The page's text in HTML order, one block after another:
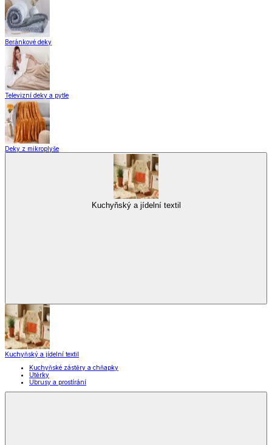
Beránkové deky
Televizní deky a pytle
Deky z mikroplyše
Kuchyňský a jídelní textil
Kuchyňský a jídelní textil
Kuchyňské zástěry a chňapky
Utěrky
Ubrusy a prostírání